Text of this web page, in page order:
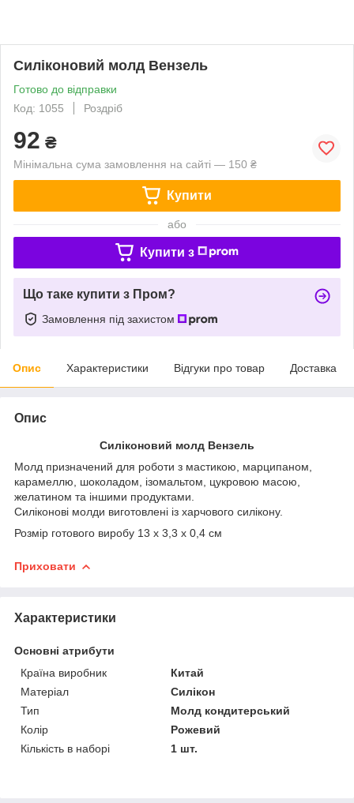
Силіконовий молд Вензель
Готово до відправки
Код: 1055
Роздріб
92 ₴
Мінімальна сума замовлення на сайті — 150 ₴
Купити
або
Купити з
Що таке купити з Пром?
Замовлення під захистом
Опис Характеристики Відгуки про товар Доставка
Опис
Силіконовий молд Вензель
Молд призначений для роботи з мастикою, марципаном,
карамеллю, шоколадом, ізомальтом, цукровою масою,
желатином та іншими продуктами.
Силіконові молди виготовлені із харчового силікону.
Розмір готового виробу 13 х 3,3 х 0,4 см
Приховати
Характеристики
Основні атрибути
Країна виробник
Китай
Матеріал
Силікон
Тип
Молд кондитерський
Колір
Рожевий
Кількість в наборі
1 шт.